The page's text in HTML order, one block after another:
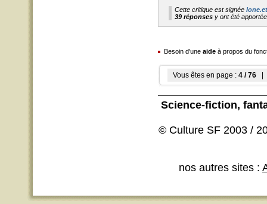
Cette critique est signée
39 réponses y ont été
Besoin d'une aide à propos du
Vous êtes en page : 4 / 76
Science-fiction,
© Culture SF 2003 /
nos autres sites :